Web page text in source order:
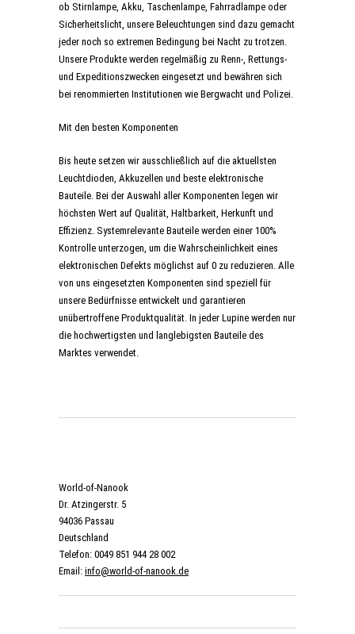
ob Stirnlampe, Akku, Taschenlampe, Fahrradlampe oder
Sicherheitslicht, unsere Beleuchtungen sind dazu gemacht
jeder noch so extremen Bedingung bei Nacht zu trotzen.
Unsere Produkte werden regelmäßig zu Renn-, Rettungs-
und Expeditionszwecken eingesetzt und bewähren sich
bei renommierten Institutionen wie Bergwacht und Polizei.
Mit den besten Komponenten
Bis heute setzen wir ausschließlich auf die aktuellsten
Leuchtdioden, Akkuzellen und beste elektronische
Bauteile. Bei der Auswahl aller Komponenten legen wir
höchsten Wert auf Qualität, Haltbarkeit, Herkunft und
Effizienz. Systemrelevante Bauteile werden einer 100%
Kontrolle unterzogen, um die Wahrscheinlichkeit eines
elektronischen Defekts möglichst auf 0 zu reduzieren. Alle
von uns eingesetzten Komponenten sind speziell für
unsere Bedürfnisse entwickelt und garantieren
unübertroffene Produktqualität. In jeder Lupine werden nur
die hochwertigsten und langlebigsten Bauteile des
Marktes verwendet.
World-of-Nanook
Dr. Atzingerstr. 5
94036 Passau
Deutschland
Telefon: 0049 851 944 28 002
Email: info@world-of-nanook.de